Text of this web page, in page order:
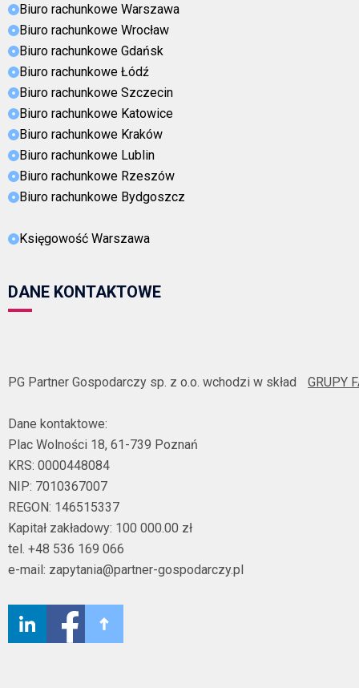
Biuro rachunkowe Warszawa
Biuro rachunkowe Wrocław
Biuro rachunkowe Gdańsk
Biuro rachunkowe Łódź
Biuro rachunkowe Szczecin
Biuro rachunkowe Katowice
Biuro rachunkowe Kraków
Biuro rachunkowe Lublin
Biuro rachunkowe Rzeszów
Biuro rachunkowe Bydgoszcz
Księgowość Warszawa
DANE KONTAKTOWE
PG Partner Gospodarczy sp. z o.o. wchodzi w skład GRUPY
Dane kontaktowe:
Plac Wolności 18, 61-739 Poznań
KRS: 0000448084
NIP: 7010367007
REGON: 146515337
Kapitał zakładowy: 100 000.00 zł
tel. +48 536 169 066
e-mail: zapytania@partner-gospodarczy.pl